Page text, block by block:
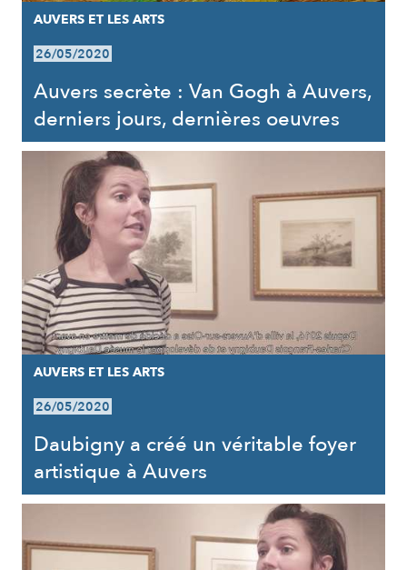
AUVERS ET LES ARTS
26/05/2020
Auvers secrète : Van Gogh à Auvers,
derniers jours, dernières oeuvres
AUVERS ET LES ARTS
26/05/2020
Daubigny a créé un véritable foyer
artistique à Auvers